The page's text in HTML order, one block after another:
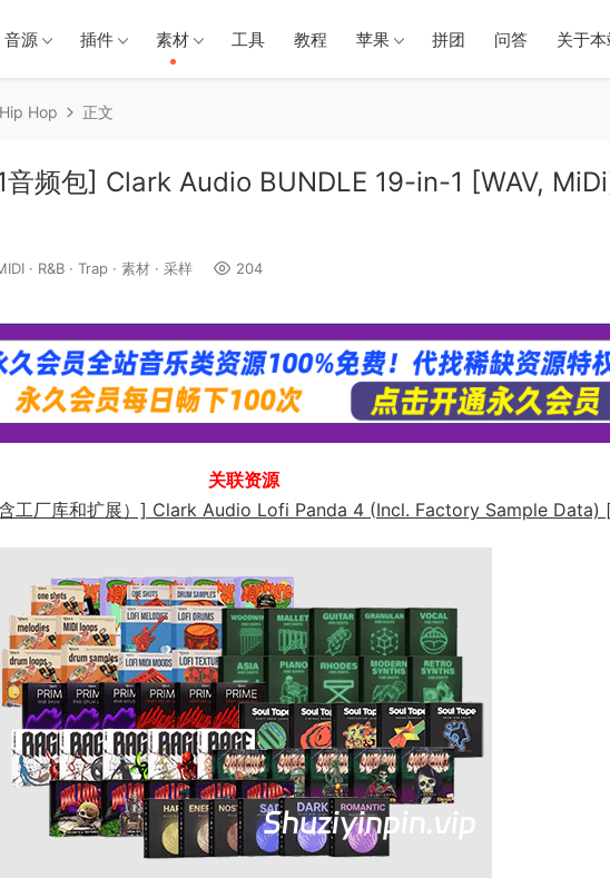
音源 插件 素材 工具 教程 苹果 拼团 问答 关于
Hip Hop 正文
音频包] Clark Audio BUNDLE 19-in-1 [WAV,
· R&B · Trap · 素材 · 采样 204
关联资源
工厂库和扩展）] Clark Audio Lofi Panda 4 (Incl. Factory Sample Data)